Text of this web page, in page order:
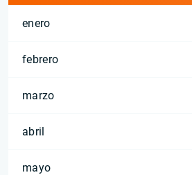
enero
febrero
marzo
abril
mayo